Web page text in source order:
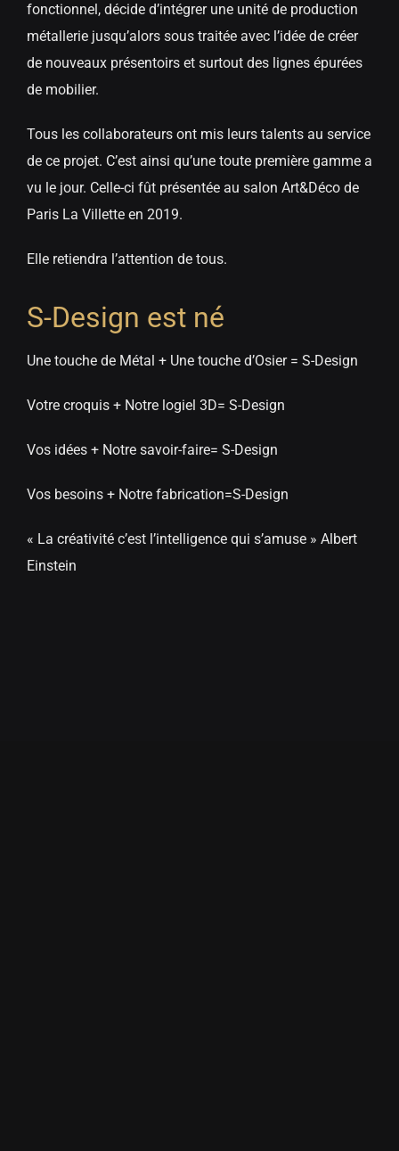
fonctionnel, décide d’intégrer une unité de production
métallerie jusqu’alors sous traitée avec l’idée de créer
de nouveaux présentoirs et surtout des lignes épurées
de mobilier.
Tous les collaborateurs ont mis leurs talents au service
de ce projet. C’est ainsi qu’une toute première gamme a
vu le jour. Celle-ci fût présentée au salon Art&Déco de
Paris La Villette en 2019.
Elle retiendra l’attention de tous.
S-Design est né
Une touche de Métal + Une touche d’Osier = S-Design
Votre croquis + Notre logiel 3D= S-Design
Vos idées + Notre savoir-faire= S-Design
Vos besoins + Notre fabrication=S-Design
« La créativité c’est l’intelligence qui s’amuse » Albert
Einstein